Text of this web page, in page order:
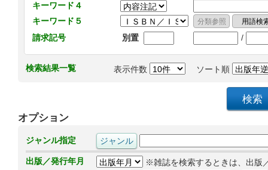
キーワード４
キーワード５
請求記号
別置 /
検索結果一覧 表示件数 ソート順
オプション
ジャンル指定
出版／発行年月
※雑誌を検索するときは、出版